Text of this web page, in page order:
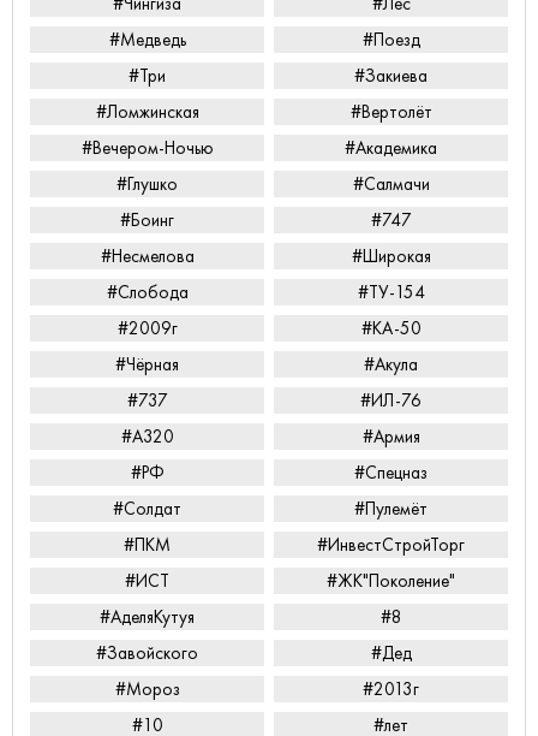
#Медведь
#Поезд
#Три
#Закиева
#Ломжинская
#Вертолёт
#Вечером-Ночью
#Академика
#Глушко
#Салмачи
#Боинг
#747
#Несмелова
#Широкая
#Слобода
#ТУ-154
#2009г
#КА-50
#Чёрная
#Акула
#737
#ИЛ-76
#А320
#Армия
#РФ
#Спецназ
#Солдат
#Пулемёт
#ПКМ
#ИнвестСтройТорг
#ИСТ
#ЖК"Поколение"
#АделяКутуя
#8
#Завойского
#Дед
#Мороз
#2013г
#10
#лет